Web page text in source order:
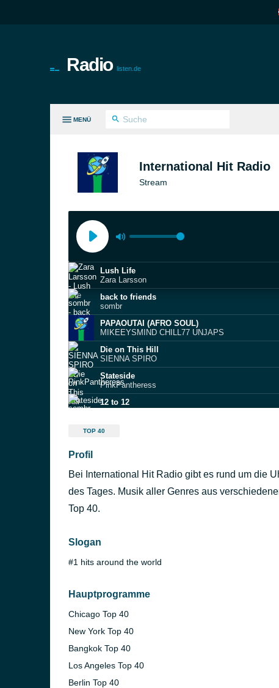
Radio listen.de
MENÜ
International Hit Radio
Stream
Lush Life
Zara Larsson
back to friends
sombr
PAPAOUTAI (AFRO SOUL)
MIKEEYSMIND CHILL77 UNJAPS
Die on This Hill
SIENNA SPIRO
Stateside
PinkPantheress
12 to 12
????? (#1 MOSCOW)
Lady Gaga & Ariana Grande
TOP 40
Profil
Bei International Hit Radio gibt es rund um die
des Tages. Musik aller Genres aus
Top 40.
Slogan
#1 hits around the world
Hauptprogramme
Chicago Top 40
New York Top 40
Bangkok Top 40
Los Angeles Top 40
Berlin Top 40